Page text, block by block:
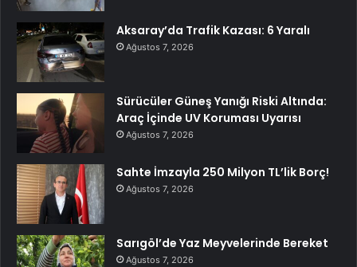
Aksaray’da Trafik Kazası: 6 Yaralı
Ağustos 7, 2026
Sürücüler Güneş Yanığı Riski Altında:
Araç İçinde UV Koruması Uyarısı
Ağustos 7, 2026
Sahte İmzayla 250 Milyon TL’lik Borç!
Ağustos 7, 2026
Sarıgöl’de Yaz Meyvelerinde Bereket
Ağustos 7, 2026